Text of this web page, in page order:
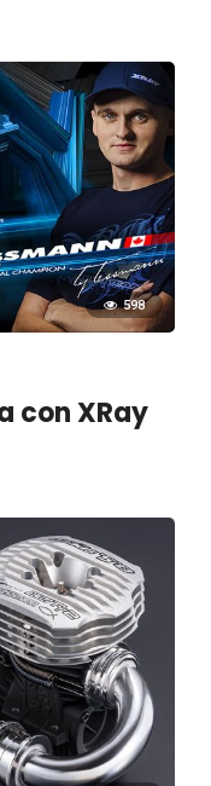
598
con XRay